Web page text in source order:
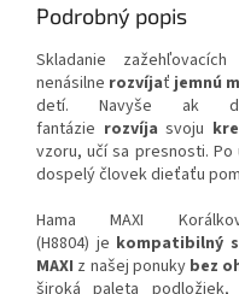
Podrobný popis
Skladanie
nenásilne rozvíjaťjemnú
detí. Navyše ak
fantázie rozvíja svoju
vzoru, učí sa presnosti.
dospelý človek dieťaťu
Hama MAXI
(H8804) je kompatibilný
MAXI z našej ponuky bez